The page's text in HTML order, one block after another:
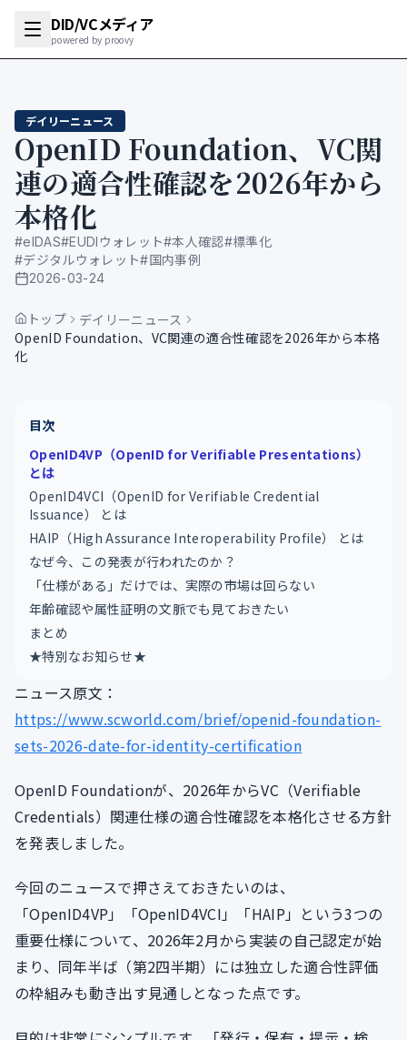
DID/VCメディア
powered by proovy
デイリーニュース
OpenID Foundation、VC関
連の適合性確認を2026年から
本格化
#eIDAS#EUDIウォレット#本人確認#標準化
#デジタルウォレット#国内事例
公開日
2026-03-24
トップ
デイリーニュース
OpenID Foundation、VC関連の適合性確認を2026年から本格
化
目次
OpenID4VP（OpenID for Verifiable Presentations）
とは
OpenID4VCI（OpenID for Verifiable Credential
Issuance） とは
HAIP（High Assurance Interoperability Profile） とは
なぜ今、この発表が行われたのか？
「仕様がある」だけでは、実際の市場は回らない
年齢確認や属性証明の文脈でも見ておきたい
まとめ
★特別なお知らせ★
ニュース原文：
https://www.scworld.com/brief/openid-foundation-
sets-2026-date-for-identity-certification
OpenID Foundationが、2026年からVC（Verifiable
Credentials）関連仕様の適合性確認を本格化させる方針
を発表しました。
今回のニュースで押さえておきたいのは、
「OpenID4VP」「OpenID4VCI」「HAIP」という3つの
重要仕様について、2026年2月から実装の自己認定が始
まり、同年半ば（第2四半期）には独立した適合性評価
の枠組みも動き出す見通しとなった点です。